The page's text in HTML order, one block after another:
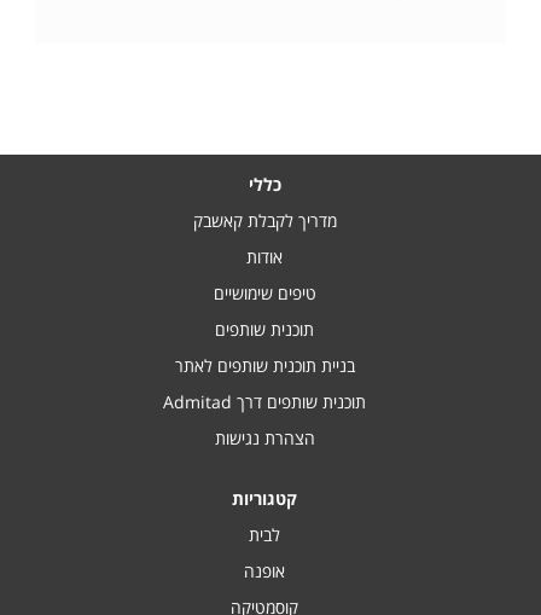
כללי
מדריך לקבלת קאשבק
אודות
טיפים שימושיים
תוכנית שותפים
בניית תוכנית שותפים לאתר
תוכנית שותפים דרך Admitad
הצהרת נגישות
קטגוריות
לבית
אופנה
קוסמטיקה